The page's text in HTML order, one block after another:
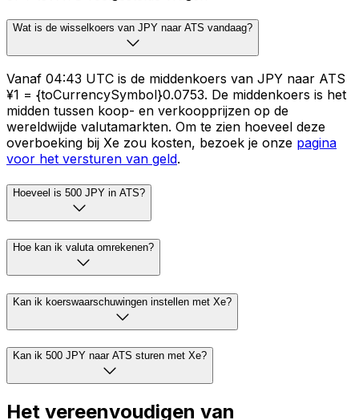
Wat is de wisselkoers van JPY naar ATS vandaag?
Vanaf 04:43 UTC is de middenkoers van JPY naar ATS
¥1 = {toCurrencySymbol}0.0753. De middenkoers is het
midden tussen koop- en verkoopprijzen op de
wereldwijde valutamarkten. Om te zien hoeveel deze
overboeking bij Xe zou kosten, bezoek je onze pagina
voor het versturen van geld.
Hoeveel is 500 JPY in ATS?
Hoe kan ik valuta omrekenen?
Kan ik koerswaarschuwingen instellen met Xe?
Kan ik 500 JPY naar ATS sturen met Xe?
Het vereenvoudigen van